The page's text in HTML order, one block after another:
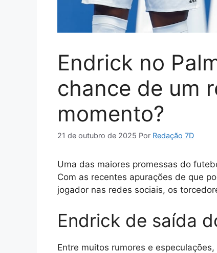
Endrick no
chance de um
momento?
21 de outubro de 2025 Por Redação 7D
Uma das maiores promessas do
Com as recentes apurações de que
jogador nas redes sociais, os
Endrick de saída
Entre muitos rumores e